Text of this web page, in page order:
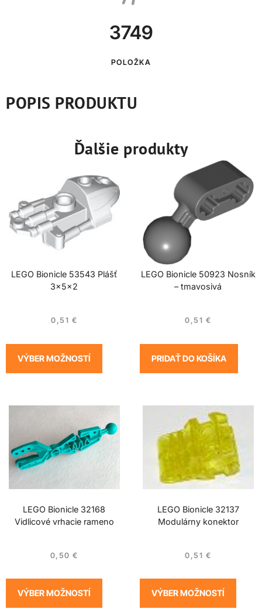
3749
POLOŽKA
POPIS PRODUKTU
Ďalšie produkty
LEGO Bionicle 53543 Plášť
3x5x2
0,51 €
VÝBER MOŽNOSTÍ
LEGO Bionicle 50923 Nosník
– tmavosivá
0,51 €
PRIDAŤ DO KOŠÍKA
LEGO Bionicle 32168
Vidlicové vrhacie rameno
0,50 €
VÝBER MOŽNOSTÍ
LEGO Bionicle 32137
Modulárny konektor
0,51 €
VÝBER MOŽNOSTÍ